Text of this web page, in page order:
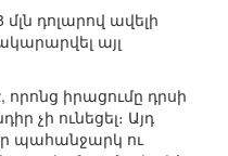
դոլարով ավելի
այլ
իրացումը դրսի
չի ունեցել։ Այդ
պահանջարկ ու